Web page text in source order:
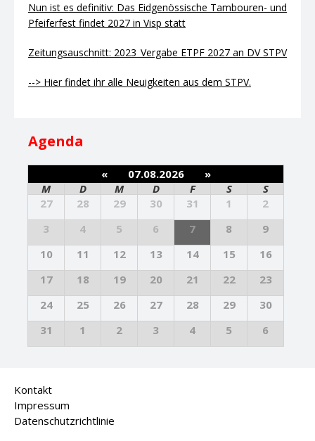
Nun ist es definitiv: Das Eidgenössische Tambouren- und
Pfeiferfest findet 2027 in Visp statt
Zeitungsauschnitt: 2023_Vergabe ETPF 2027 an DV STPV
--> Hier findet ihr alle Neuigkeiten aus dem STPV.
Agenda
« 07.08.2026
»
M
D M D F S
S
27
28 29 30 31 1
2
3
4 5 6 7 8
9
10
11 12 13 14 15
16
17
18 19 20 21 22
23
24
25 26 27 28 29
30
31
1 2 3 4 5 6
Kontakt
Impressum
Datenschutzrichtlinie